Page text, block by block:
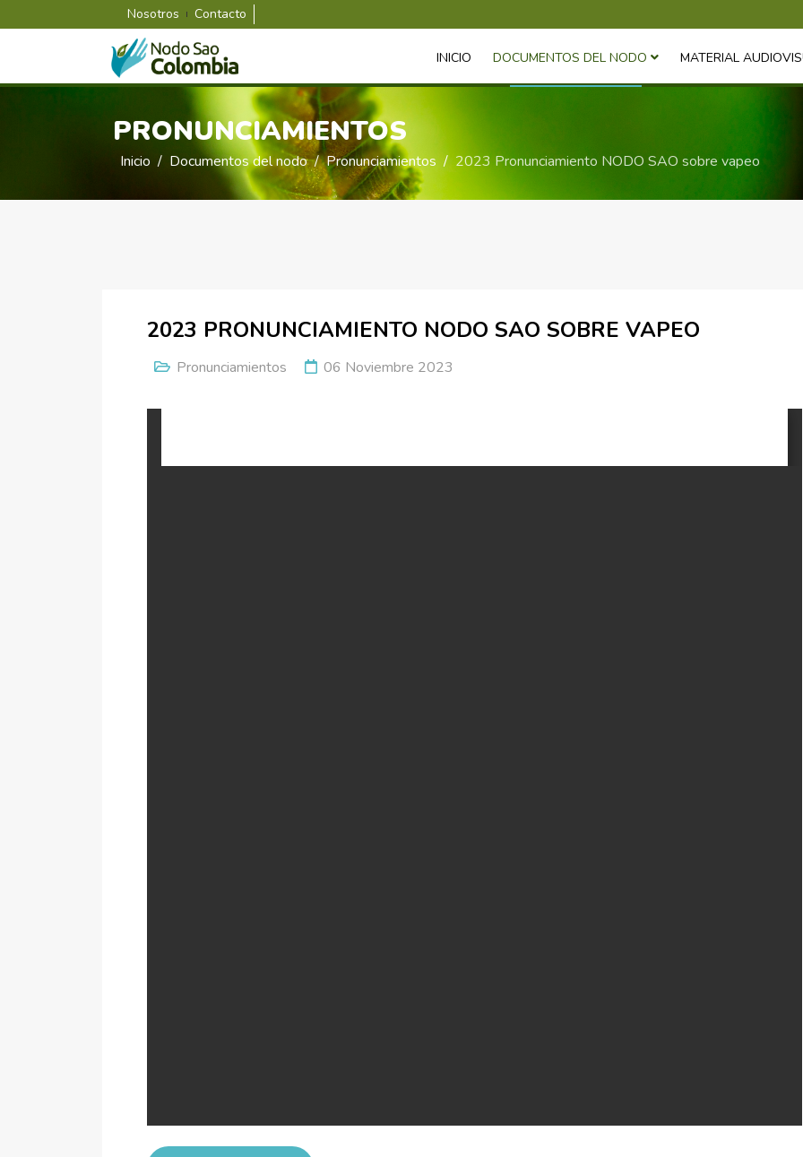
Nosotros Contacto
INICIO DOCUMENTOS DEL NODO MATERIAL
PRONUNCIAMIENTOS
Inicio Documentos del nodo Pronunciamientos 2023 Pronunciamiento NODO SAO sobre vapeo
2023 PRONUNCIAMIENTO NODO SAO SOBRE VAPEO
Pronunciamientos 06 Noviembre 2023